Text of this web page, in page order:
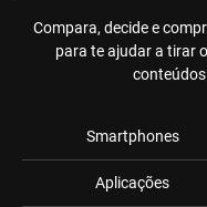
Compara, decide e
para te ajudar a tirar
Smartphones
Aplicações